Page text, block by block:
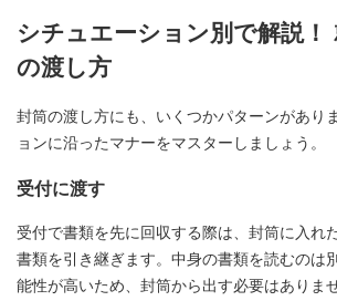
シチュエーション別で解説！
の渡し方
封筒の渡し方にも、いくつかパターンがあり
ョンに沿ったマナーをマスターしましょう。
受付に渡す
受付で書類を先に回収する際は、封筒に入れ
書類を引き継ぎます。中身の書類を読むのは
能性が高いため、封筒から出す必要はありま